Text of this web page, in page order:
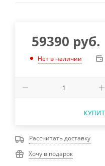
59390 руб.
Нет в наличии
Рассчитать доставку
Хочу в подарок